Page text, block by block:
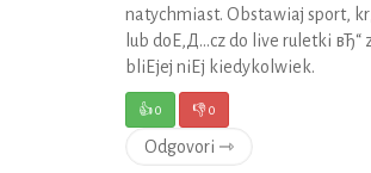
natychmiast. Obstawiaj sport,
lub doЕ‚Д…cz do live ruletki
bliЕјej niЕј kiedykolwiek.
👍0 👎0
Odgovori ⇾